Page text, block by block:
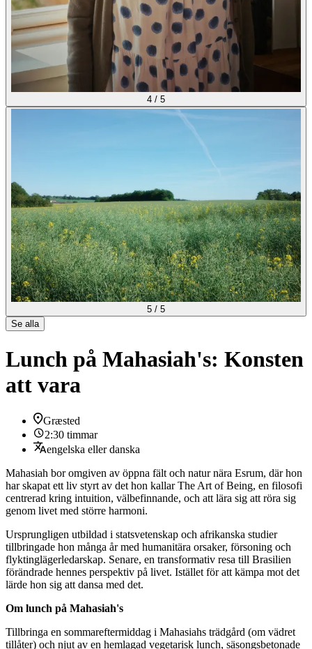
4 / 5
5 / 5
Se alla
Lunch på Mahasiah's: Konsten
att vara
Græsted
2:30 timmar
engelska eller danska
Mahasiah bor omgiven av öppna fält och natur nära Esrum, där hon
har skapat ett liv styrt av det hon kallar The Art of Being, en filosofi
centrerad kring intuition, välbefinnande, och att lära sig att röra sig
genom livet med större harmoni.
Ursprungligen utbildad i statsvetenskap och afrikanska studier
tillbringade hon många år med humanitära orsaker, försoning och
flyktinglägerledarskap. Senare, en transformativ resa till Brasilien
förändrade hennes perspektiv på livet. Istället för att kämpa mot det
lärde hon sig att dansa med det.
Om lunch på Mahasiah's
Tillbringa en sommareftermiddag i Mahasiahs trädgård (om vädret
tillåter) och njut av en hemlagad vegetarisk lunch, säsongsbetonade